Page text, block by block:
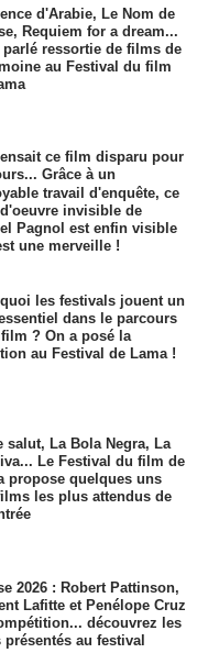
d'Arabie, Le Nom de
Requiem for a dream...
parlé ressortie de films de
au Festival du film
ce film disparu pour
Grâce à un
travail d'enquête, ce
invisible de
Pagnol est enfin visible
une merveille !
les festivals jouent un
dans le parcours
? On a posé la
au Festival de Lama !
salut, La Bola Negra, La
Le Festival du film de
propose quelques uns
les plus attendus de
2026 : Robert Pattinson,
Lafitte et Penélope Cruz
découvrez les
au festival